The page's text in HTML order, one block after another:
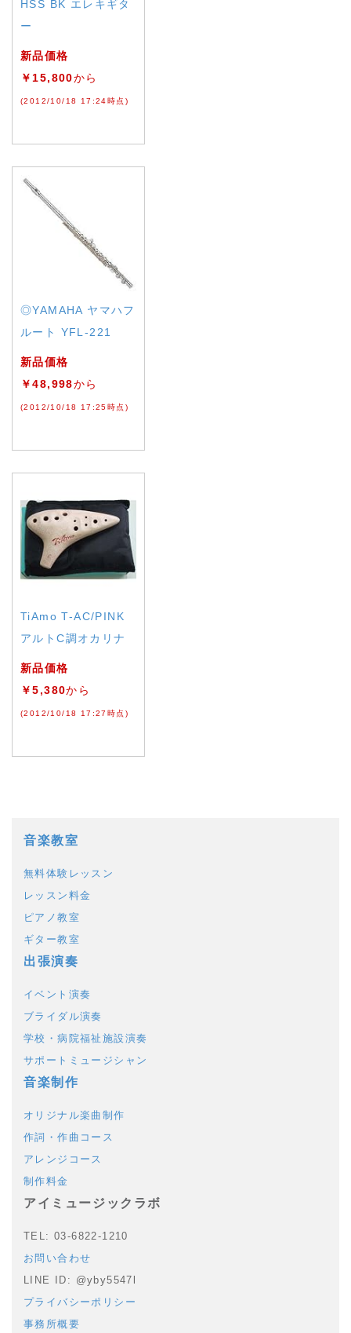
HSS BK エレキギタ
ー
新品価格
￥15,800から
(2012/10/18 17:24時点)
◎YAMAHA ヤマハフ
ルート YFL-221
新品価格
￥48,998から
(2012/10/18 17:25時点)
TiAmo T-AC/PINK
アルトC調オカリナ
新品価格
￥5,380から
(2012/10/18 17:27時点)
音楽教室
無料体験レッスン
レッスン料金
ピアノ教室
ギター教室
出張演奏
イベント演奏
ブライダル演奏
学校・病院福祉施設演奏
サポートミュージシャン
音楽制作
オリジナル楽曲制作
作詞・作曲コース
アレンジコース
制作料金
アイミュージックラボ
TEL: 03-6822-1210
お問い合わせ
LINE ID: @yby5547l
プライバシーポリシー
事務所概要